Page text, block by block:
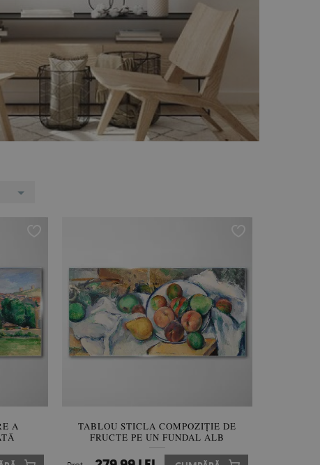
A
TABLOU STICLA COMPOZIȚIE DE
FRUCTE PE UN FUNDAL ALB